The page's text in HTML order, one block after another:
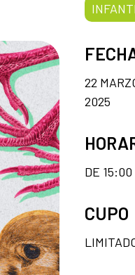
22
2025
DE
CUPO